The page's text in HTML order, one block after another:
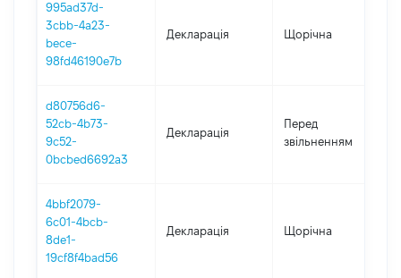
995ad37d-
3cbb-4a23-
bece-
98fd46190e7b
Декларація Щорічна
d80756d6-
52cb-4b73-
9c52-
0bcbed6692a3
Декларація
Перед
звільненням
4bbf2079-
6c01-4bcb-
8de1-
19cf8f4bad56
Декларація Щорічна